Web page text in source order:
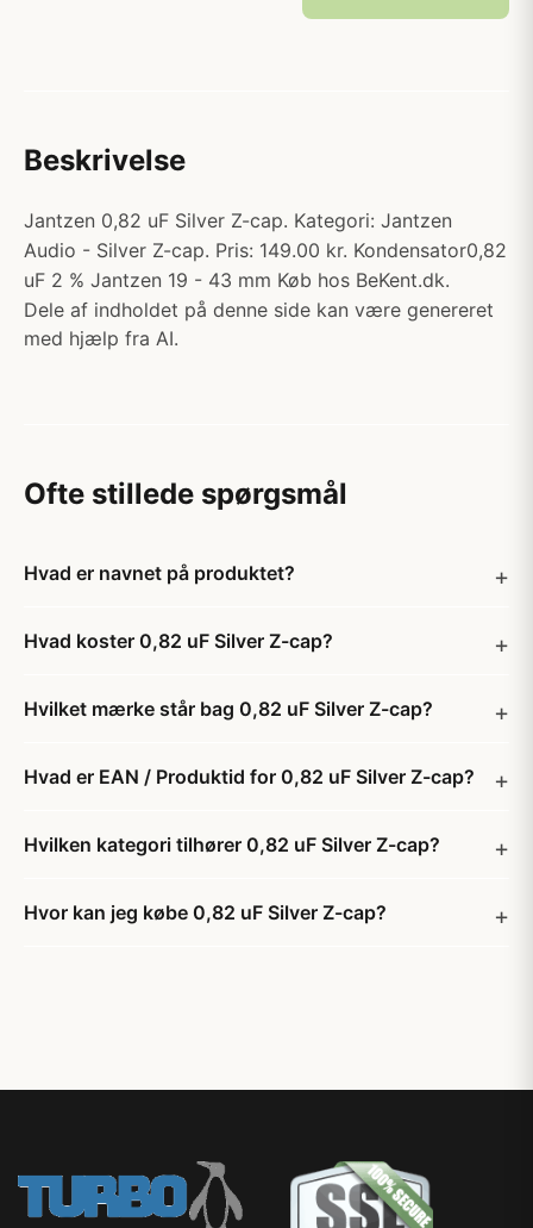
Beskrivelse
Jantzen 0,82 uF Silver Z-cap. Kategori: Jantzen
Audio - Silver Z-cap. Pris: 149.00 kr. Kondensator0,82
uF 2 % Jantzen 19 - 43 mm Køb hos BeKent.dk.
Dele af indholdet på denne side kan være genereret
med hjælp fra AI.
Ofte stillede spørgsmål
Hvad er navnet på produktet?
Hvad koster 0,82 uF Silver Z-cap?
Hvilket mærke står bag 0,82 uF Silver Z-cap?
Hvad er EAN / Produktid for 0,82 uF Silver Z-cap?
Hvilken kategori tilhører 0,82 uF Silver Z-cap?
Hvor kan jeg købe 0,82 uF Silver Z-cap?